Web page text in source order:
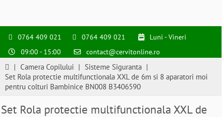
0764 409 021 0764 409 021
Luni - Vineri
09:00 - 15:00
contact@cervitonline.ro
| Camera Copilului | Sisteme Siguranta |
Set Rola protectie multifunctionala XXL de 6m si 8 aparatori moi
pentru colturi Bambinice BN008 B3406590
Set Rola protectie multifunctionala XXL de